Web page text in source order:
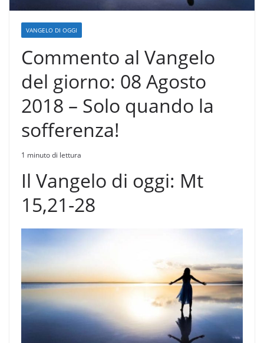
VANGELO DI OGGI
Commento al Vangelo
del giorno: 08 Agosto
2018 – Solo quando la
sofferenza!
1 minuto di lettura
Il Vangelo di oggi: Mt
15,21-28